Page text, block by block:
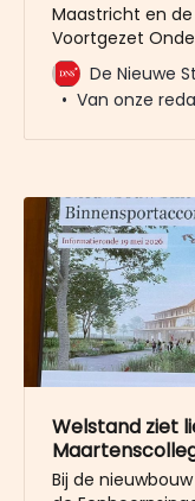
Maastricht en
Voortgezet
met HEVO voor
het Sint-
en de sporthal
De Nieuwe
Van onze
Welstand ziet
Bij de